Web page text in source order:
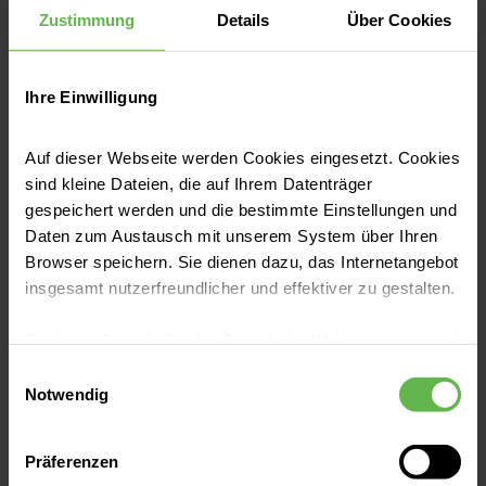
Zustimmung Details Über Cookies
Ihre Einwilligung
Auf dieser Webseite werden Cookies eingesetzt. Cookies
sind kleine Dateien, die auf Ihrem Datenträger
gespeichert werden und die bestimmte Einstellungen und
Daten zum Austausch mit unserem System über Ihren
Browser speichern. Sie dienen dazu, das Internetangebot
insgesamt nutzerfreundlicher und effektiver zu gestalten.
eingesetzt werden.
Es steht Ihnen frei, unsere Seite mit nur den notwendigen
Cookies zu benutzen, eine individuelle Auswahl
Notwendig
Präferenzen
Hals, Nasen & Ohren
Wie kommt es zu Lippen-Kiefer-
Gaumenspalten?
Bei Spaltfehlbildungen am Mund sind die
Lippe, der Kiefer und/oder der Gaumen nicht
vollständig verschlossen. Erfahren Sie hier,
sie behandelt werden sollte.